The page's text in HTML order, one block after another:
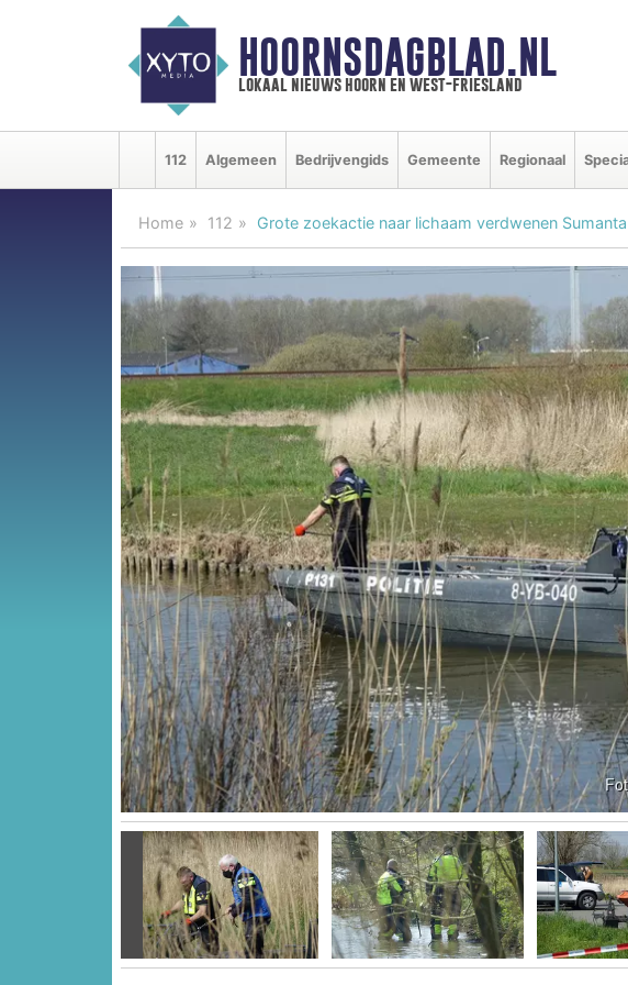
HOORNSDAGBLAD.NL
lokaal nieuws hoorn en west-friesland
112 Algemeen Bedrijvengids Gemeente Regionaal
Home 112 Grote zoekactie naar lichaam verdwenen
Vorige